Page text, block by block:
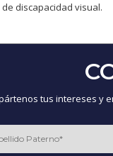
discapacidad visual.
tus intereses y